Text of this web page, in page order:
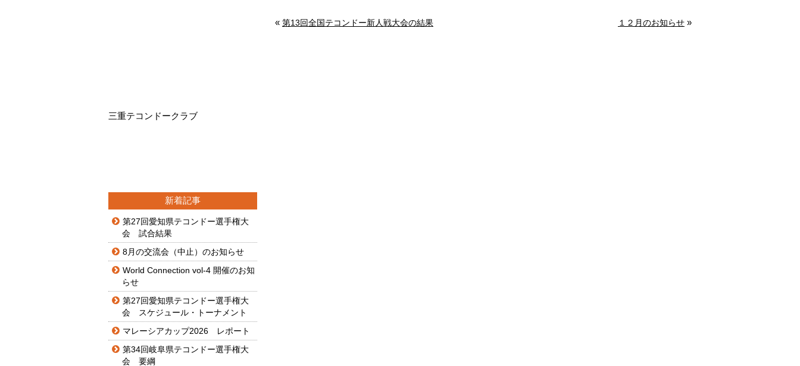
« 第13回全国テコンドー新人戦大会の結果 １２月のお知らせ »
三重テコンドークラブ
新着記事
第27回愛知県テコンドー選手権大
会 試合結果
8月の交流会（中止）のお知らせ
World Connection vol-4 開催のお知
らせ
第27回愛知県テコンドー選手権大
会 スケジュール・トーナメント
マレーシアカップ2026 レポート
第34回岐阜県テコンドー選手権大
会 要綱